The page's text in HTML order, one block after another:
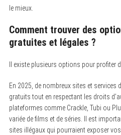
le mieux.
Comment trouver des
gratuites et légales ?
Il existe plusieurs options pour profiter
En 2025, de nombreux sites et
gratuits tout en respectant les droits
plateformes comme Crackle, Tubi ou
variée de films et de séries. Il est
sites illégaux qui pourraient exposer